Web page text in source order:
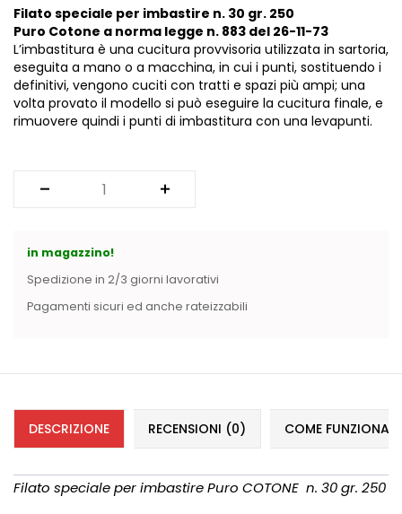
Quadri Mezzo Punto (92)
Canovacci Completi di Filati e Ago (24)
Sciarpe (8)
Set di Bottoni Vintage (77)
Swarovski (2)
Vintage (165)
Filato speciale per imbastire n. 30 gr. 250
Puro Cotone a norma legge n. 883 del 26-11-73
L’imbastitura è una cucitura provvisoria utilizzata in sartoria,
eseguita a mano o a macchina, in cui i punti, sostituendo i
definitivi, vengono cuciti con tratti e spazi più ampi; una
volta provato il modello si può eseguire la cucitura finale, e
rimuovere quindi i punti di imbastitura con una levapunti.
in magazzino!
Spedizione in 2/3 giorni lavorativi
Pagamenti sicuri ed anche rateizzabili
DESCRIZIONE RECENSIONI (0) COME
Filato speciale per imbastire Puro COTONE n. 30 gr. 250